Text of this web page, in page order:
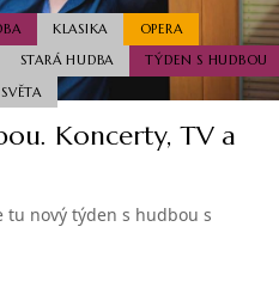
KLASIKA
OPERA
STARÁ HUDBA
TÝDEN S HUDBOU
Koncerty, TV a
tu nový týden s hudbou s